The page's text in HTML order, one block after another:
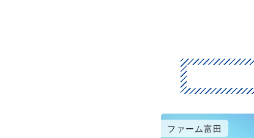
ファーム富田